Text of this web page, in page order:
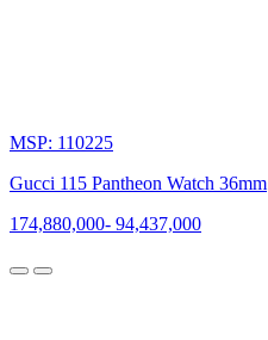
MSP: 110225
Gucci 115 Pantheon Watch 36mm
174,880,000- 94,437,000